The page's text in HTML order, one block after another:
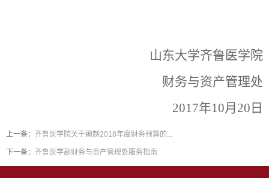
山东大学齐鲁医学院
财务与资产管理处
2017年10月 20 日
上一条： 齐鲁医学院关于编制2018年度财务预算的...
下一条： 齐鲁医学部财务与资产管理处服务指南